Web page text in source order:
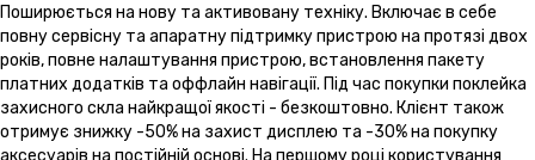
Поширюється на нову та активовану техніку. Включає в себе
повну сервісну та апаратну підтримку пристрою на протязі двох
років, повне налаштування пристрою, встановлення пакету
платних додатків та оффлайн навігації. Під час покупки поклейка
захисного скла найкращої якості - безкоштовно. Клієнт також
отримує знижку -50% на захист дисплею та -30% на покупку
аксесуарів на постійній основі. На першому році користування